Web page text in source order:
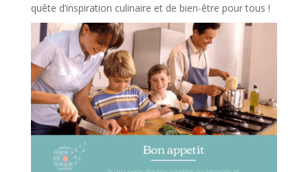
quête d’inspiration culinaire et de bien-être pour tous !